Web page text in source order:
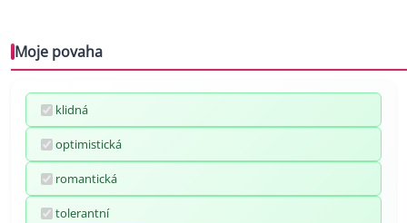
Moje povaha
klidná
optimistická
romantická
tolerantní